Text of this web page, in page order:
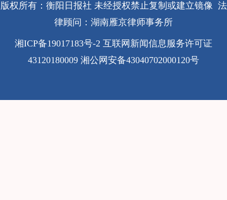
版权所有：衡阳日报社 未经授权禁止复制或建立镜像 法
律顾问：湖南雁京律师事务所
湘ICP备19017183号-2 互联网新闻信息服务许可证
43120180009 湘公网安备43040702000120号